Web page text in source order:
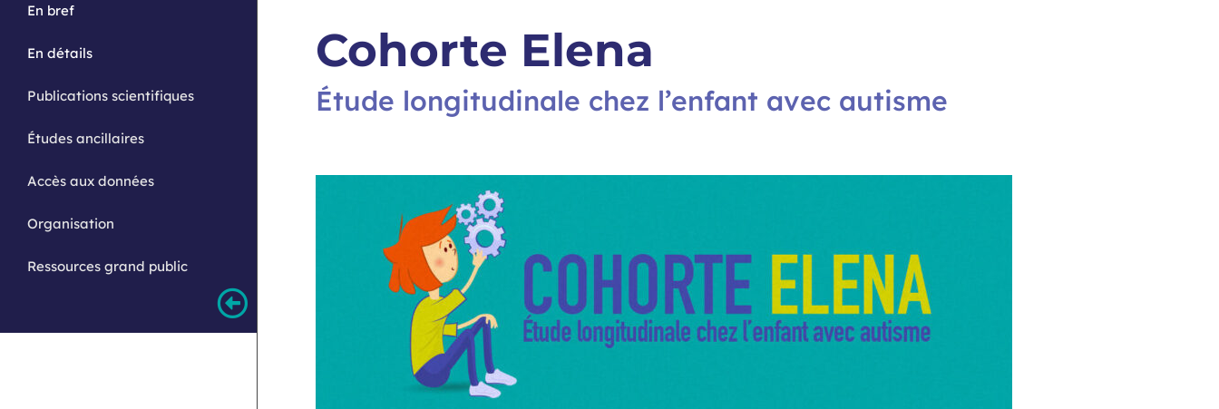
En bref
En détails
Publications scientifiques
Études ancillaires
Accès aux données
Organisation
Ressources grand public
Cohorte Elena
Étude longitudinale chez l’enfant avec autisme